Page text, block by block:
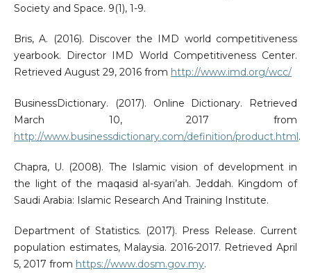
Society and Space. 9(1), 1-9.
Bris, A. (2016). Discover the IMD world competitiveness
yearbook. Director IMD World Competitiveness Center.
Retrieved August 29, 2016 from http://www.imd.org/wcc/
BusinessDictionary. (2017). Online Dictionary. Retrieved
March 10, 2017 from
http://www.businessdictionary.com/definition/product.html.
Chapra, U. (2008). The Islamic vision of development in
the light of the maqasid al-syari’ah. Jeddah. Kingdom of
Saudi Arabia: Islamic Research And Training Institute.
Department of Statistics. (2017). Press Release. Current
population estimates, Malaysia. 2016-2017. Retrieved April
5, 2017 from https://www.dosm.gov.my.